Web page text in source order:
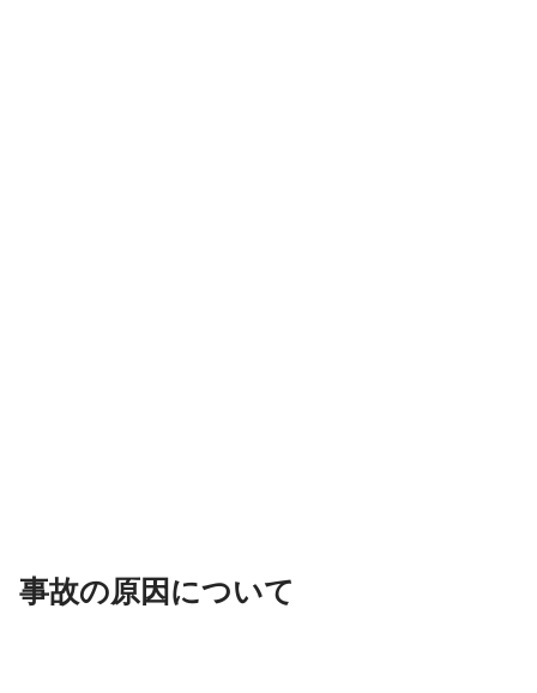
事故の原因について